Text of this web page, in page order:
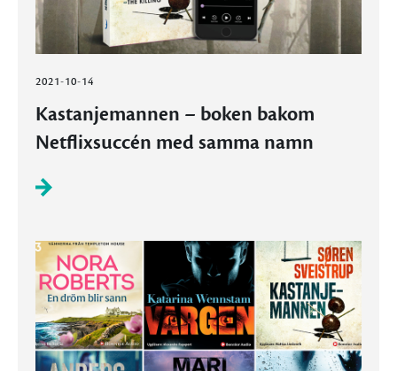
2021-10-14
Kastanjemannen – boken bakom
Netflixsuccén med samma namn